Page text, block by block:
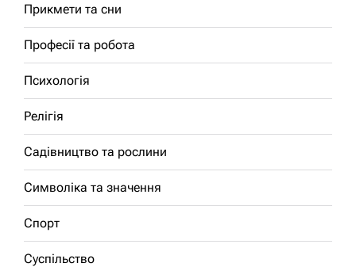
Прикмети та сни
Професії та робота
Психологія
Релігія
Садівництво та рослини
Символіка та значення
Спорт
Суспільство